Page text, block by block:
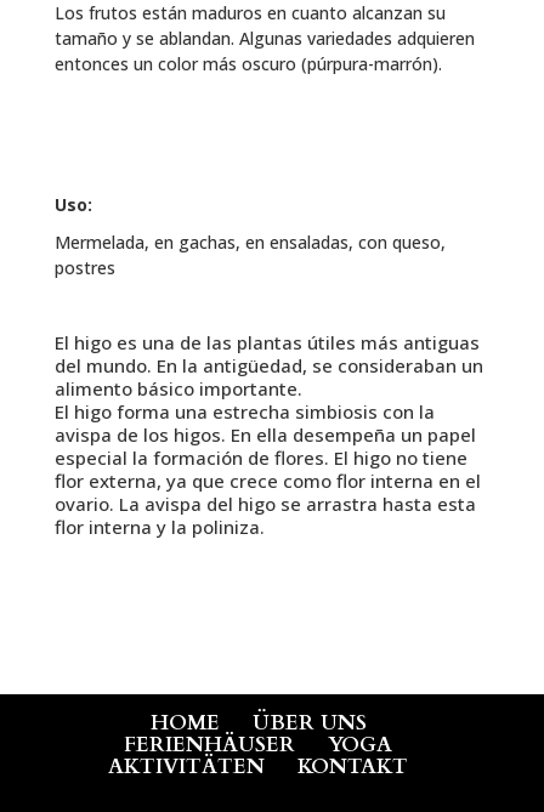
Los frutos están maduros en cuanto alcanzan su
tamaño y se ablandan. Algunas variedades adquieren
entonces un color más oscuro (púrpura-marrón).
Uso:
Mermelada, en gachas, en ensaladas, con queso,
postres
El higo es una de las plantas útiles más antiguas
del mundo. En la antigüedad, se consideraban un
alimento básico importante.
El higo forma una estrecha simbiosis con la
avispa de los higos. En ella desempeña un papel
especial la formación de flores. El higo no tiene
flor externa, ya que crece como flor interna en el
ovario. La avispa del higo se arrastra hasta esta
flor interna y la poliniza.
HOME ÜBER UNS
FERIENHÄUSER YOGA
AKTIVITÄTEN KONTAKT